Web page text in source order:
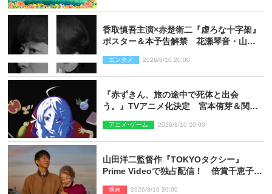
香取慎吾主演×赤楚衛二『虚ろな十字架』
ポスター＆本予告解禁 花瀬琴音・山中
エンタメ 2026/8/10 20:00
『赤ずきん、旅の途中で死体と出会
う。』TVアニメ化決定 宮本侑芽＆関根
アニメ･ゲーム 2026/8/10 20:00
山田洋二監督作『TOKYOタクシー』
Prime Videoで独占配信！ 倍賞千恵子×
映画 2026/8/10 20:00